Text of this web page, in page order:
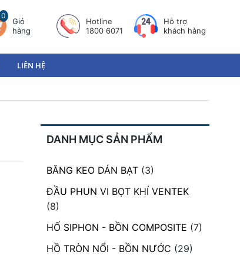
0
Giỏ
hàng
Hotline
1800 6071
Hỗ trợ
khách hàng
LIÊN HỆ
DANH MỤC SẢN PHẨM
BĂNG KEO DÁN BẠT (3)
ĐẦU PHUN VI BỌT KHÍ VENTEK
(8)
HỐ SIPHON - BỒN COMPOSITE (7)
HỒ TRÒN NỔI - BỒN NƯỚC (29)